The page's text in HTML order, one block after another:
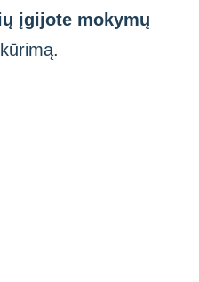
įgijote mokymų